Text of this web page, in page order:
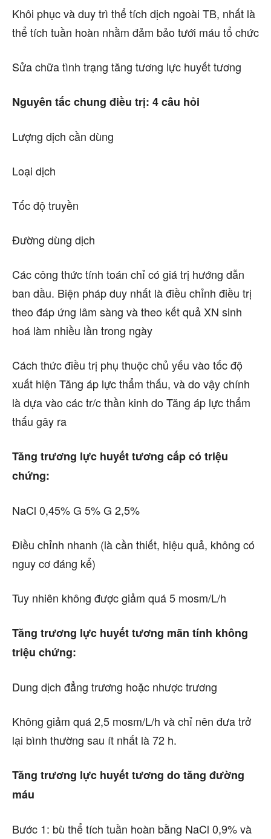
Khôi phục và duy trì thể tích dịch ngoài TB, nhất là
thể tích tuần hoàn nhằm đảm bảo tưới máu tổ chức
Sửa chữa tình trạng tăng tương lực huyết tương
Nguyên tắc chung điều trị: 4 câu hỏi
Lượng dịch cần dùng
Loại dịch
Tốc độ truyền
Đường dùng dịch
Các công thức tính toán chỉ có giá trị hướng dẫn
ban dầu. Biện pháp duy nhất là điều chỉnh điều trị
theo đáp ứng lâm sàng và theo kết quả XN sinh
hoá làm nhiều lần trong ngày
Cách thức điều trị phụ thuộc chủ yếu vào tốc độ
xuất hiện Tăng áp lực thẩm thấu, và do vậy chính
là dựa vào các tr/c thần kinh do Tăng áp lực thẩm
thấu gây ra
Tăng trương lực huyết tương cấp có triệu
chứng:
NaCl 0,45% G 5% G 2,5%
Điều chỉnh nhanh (là cần thiết, hiệu quả, không có
nguy cơ đáng kể)
Tuy nhiên không được giảm quá 5 mosm/L/h
Tăng trương lực huyết tương mãn tính không
triệu chứng:
Dung dịch đẳng trương hoặc nhược trương
Không giảm quá 2,5 mosm/L/h và chỉ nên đưa trở
lại bình thường sau ít nhất là 72 h.
Tăng trương lực huyết tương do tăng đường
máu
Bước 1: bù thể tích tuần hoàn bằng NaCl 0,9% và